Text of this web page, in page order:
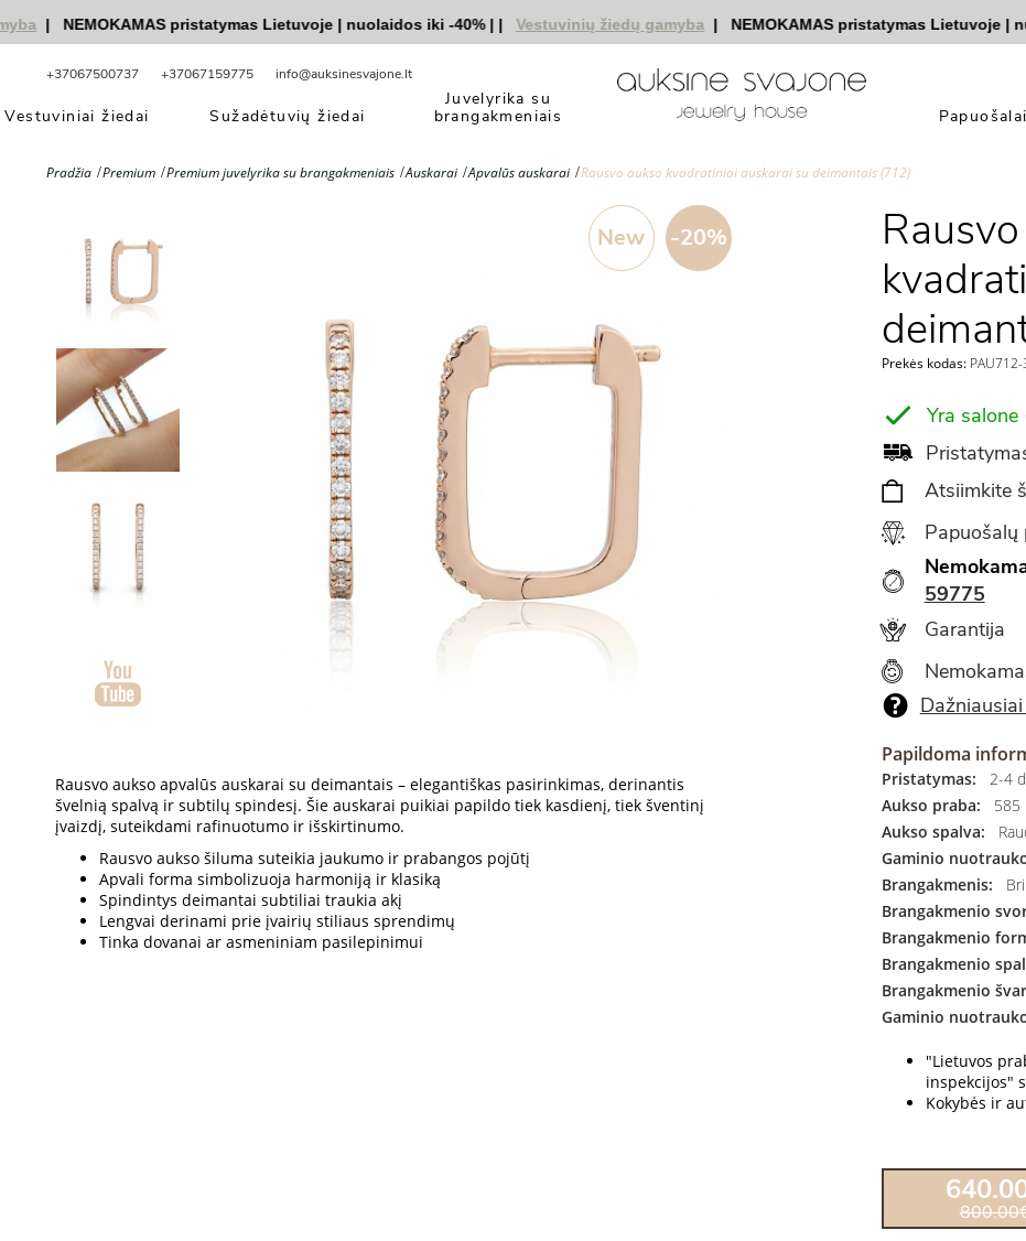
| NEMOKAMAS pristatymas Lietuvoje|nuolaidos iki -40%|| Vestuvinių žiedų gamyba | NEMOKAMAS pristatymas Lietuvoje|
+37067500737 +37067159775 info@auksinesvajone.lt
Vestuviniai žiedai Sužadėtuvių žiedai
Juvelyrika su
brangakmeniais
Papuošalai
Pradžia Premium Premium juvelyrika su brangakmeniais Auskarai Apvalūs auskarai Rausvo aukso kvadratiniai auskarai su deimantais (712)
-20%
New
Rausvo aukso apvalūs auskarai su deimantais – elegantiškas pasirinkimas, derinantis
švelnią spalvą ir subtilų spindesį. Šie auskarai puikiai papildo tiek kasdienį, tiek šventinį
įvaizdį, suteikdami rafinuotumo ir išskirtinumo.
Rausvo aukso šiluma suteikia jaukumo ir prabangos pojūtį
Apvali forma simbolizuoja harmoniją ir klasiką
Spindintys deimantai subtiliai traukia akį
Lengvai derinami prie įvairių stiliaus sprendimų
Tinka dovanai ar asmeniniam pasilepinimui
Prekės kodas:
Yra
Atsiimkite
Papuošalų
59775
Garantija
Papildoma
Pristatymas:
2-4
Aukso praba:
585
Aukso spalva:
Gaminio
Brangakmenis:
Brangakmenio
Brangakmenio
Brangakmenio
Brangakmenio
Gaminio
"Lietuvos
inspekcijos"
Kokybės ir